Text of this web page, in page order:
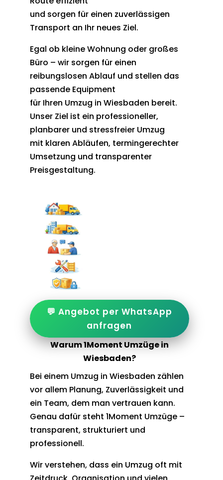
und sorgen für einen zuverlässigen
Transport an Ihr neues Ziel.
Egal ob kleine Wohnung oder großes
Büro – wir sorgen für einen
reibungslosen Ablauf und stellen das
passende Equipment
für Ihren Umzug in Wiesbaden bereit.
Unser Ziel ist ein professioneller,
planbarer und stressfreier Umzug
mit klaren Abläufen, termingerechter
Umsetzung und transparenter
Preisgestaltung.
💬 Angebot per WhatsApp
anfragen
Warum 1Moment Umzüge in
Wiesbaden?
Bei einem Umzug in Wiesbaden zählen
vor allem Planung, Zuverlässigkeit und
ein Team, dem man vertrauen kann.
Genau dafür steht 1Moment Umzüge –
transparent, strukturiert und
professionell.
Wir verstehen, dass ein Umzug oft mit